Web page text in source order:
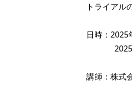
トライアル
日時：2025
講師：株式